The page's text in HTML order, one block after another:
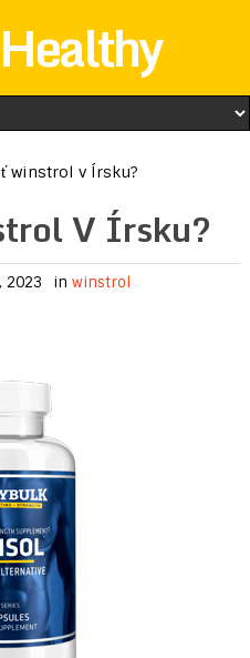
winstrol v Írsku?
V Írsku?
2023 in winstrol